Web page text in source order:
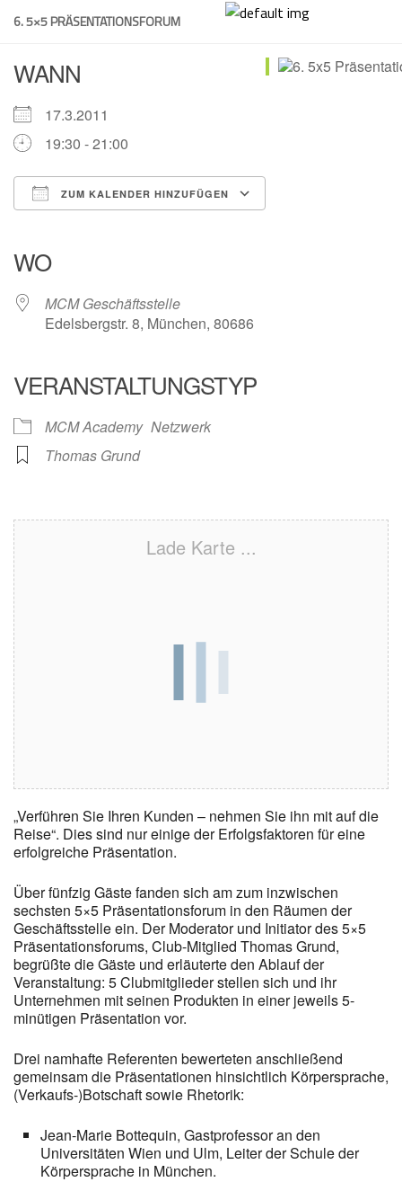
Skip6. 5×5 PRÄSENTATIONSFORUM
WANN
17.3.2011
19:30 - 21:00
ZUM KALENDER HINZUFÜGEN
WO
MCM Geschäftsstelle
Edelsbergstr. 8, München, 80686
VERANSTALTUNGSTYP
MCM Academy Netzwerk
Thomas Grund
Lade Karte ...
„Verführen Sie Ihren Kunden – nehmen Sie ihn mit auf die
Reise“. Dies sind nur einige der Erfolgsfaktoren für eine
erfolgreiche Präsentation.
Über fünfzig Gäste fanden sich am zum inzwischen
sechsten 5×5 Präsentationsforum in den Räumen der
Geschäftsstelle ein. Der Moderator und Initiator des 5×5
Präsentationsforums, Club-Mitglied Thomas Grund,
begrüßte die Gäste und erläuterte den Ablauf der
Veranstaltung: 5 Clubmitglieder stellen sich und ihr
Unternehmen mit seinen Produkten in einer jeweils 5-
minütigen Präsentation vor.
Drei namhafte Referenten bewerteten anschließend
gemeinsam die Präsentationen hinsichtlich Körpersprache,
(Verkaufs-)Botschaft sowie Rhetorik:
Jean-Marie Bottequin, Gastprofessor an den
Universitäten Wien und Ulm, Leiter der Schule der
Körpersprache in München.